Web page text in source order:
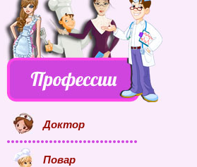
Доктор
Повар